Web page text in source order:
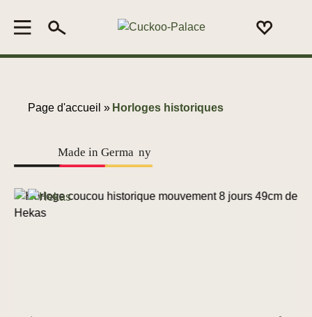
Page d'accueil » Horloges historiques
Made in Germa ny